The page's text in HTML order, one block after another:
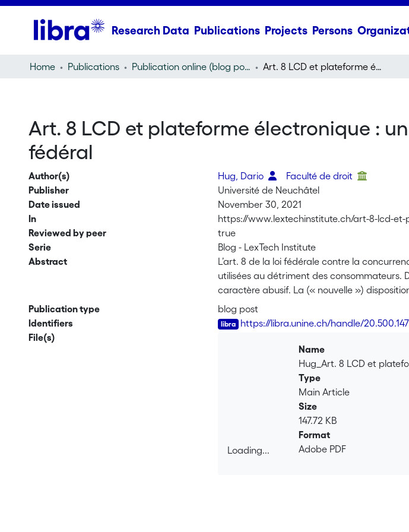
Research Data Publications Projects Persons
Home Publications Publication online (blog post) Art. 8 LCD et plateforme électronique : un arrêt pas si courant du Tribunal fédéral
Art. 8 LCD et plateforme électronique :
fédéral
Author(s) Hug, Dario
Faculté de droit
Publisher
Université de Neuchâtel
Date issued
November 30, 2021
In
https://www.lextechinstitute.ch/art-8-lcd-
Reviewed by peer
true
Serie
Blog - LexTech Institute
Abstract
L’art. 8 de la loi fédérale contre la
utilisées au détriment des consommateurs.
caractère abusif. La (« nouvelle »)
peu de jurisprudence fédérale. L’arrêt non
attention particulière, également dans la
Publication type
blog post
Identifiers
https://libra.unine.ch/handle/
File(s)
Loading...
Name
Hug_Art. 8 LCD et
Type
Main Article
Size
147.72 KB
Format
Adobe PDF